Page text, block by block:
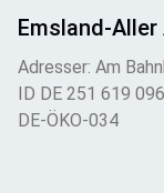
Emsland-Aller
Adresser: Am
ID DE 251 619
DE-ÖKO-034